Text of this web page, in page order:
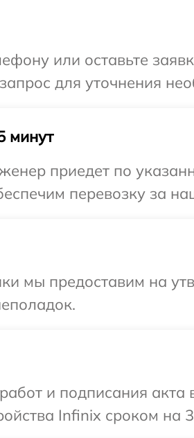
или оставьте
для уточнения
минут
приедет по
перевозку за
мы предоставим на
и подписания
Infinix сроком на